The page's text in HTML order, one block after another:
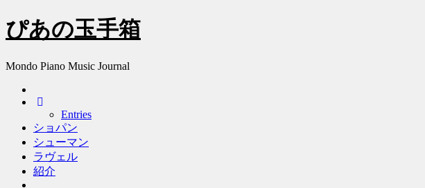
ぴあの玉手箱
Mondo Piano Music Journal
Entries
ショパン
シューマン
ラヴェル
紹介